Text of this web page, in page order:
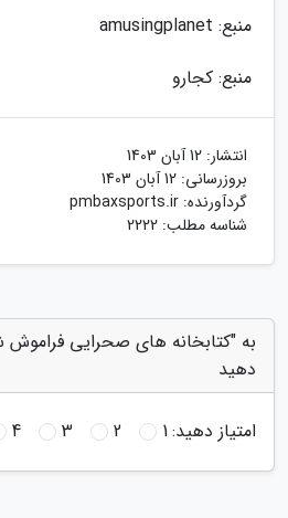
منبع: amusingplanet
منبع: کجارو
انتشار: 12 آبان 1403
بروزرسانی: 12 آبان 1403
گردآورنده: pmbaxsports.ir
شناسه مطلب: 2222
به "کتابخانه های صحرایی فراموش
دهید
امتیاز دهید:1
2
3
4